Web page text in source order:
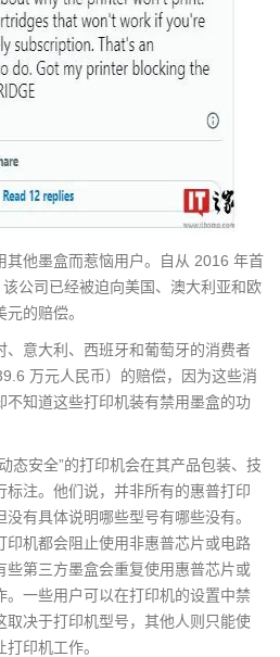
其他墨盒而惹恼用户。自从 2016 年首
公司已经被迫向美国、澳大利亚和欧
的赔偿。
、意大利、西班牙和葡萄牙的消费者
万元人民币）的赔偿，因为这些消
不知道这些打印机装有禁用墨盒的功
态安全”的打印机会在其产品包装、技
标注。他们说，并非所有的惠普打印
有具体说明哪些型号有哪些没有。
印机都会阻止使用非惠普芯片或电路
些第三方墨盒会重复使用惠普芯片或
。一些用户可以在打印机的设置中禁
取决于打印机型号，其他人则只能使
印机工作。